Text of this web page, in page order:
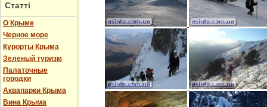
Статті
О Крыме
Черное море
Курорты Крыма
Зеленый туризм
Палаточные
городки
Аквапарки Крыма
Вина Крыма